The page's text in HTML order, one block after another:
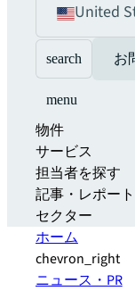
United
search お
menu
物件
サービス
担当者を探す
記事・レポート
セクター
ホーム
chevron_right
ニュース・PR